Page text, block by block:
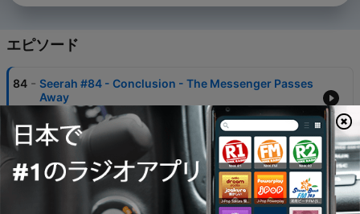
エピソード
84 - Seerah #84 - Conclusion - The Messenger Passes
Away
83 - Seerah #83 - The Farewell Hajj
17 2月 2020
Seerah #82 - The Delegation of Najran